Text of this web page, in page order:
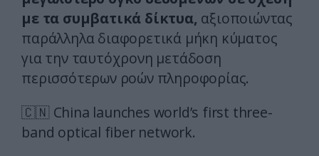
με τα συμβατικά δίκτυα, αξιοποιώντας
παράλληλα διαφορετικά μήκη κύματος
για την ταυτόχρονη μετάδοση
περισσότερων ροών πληροφορίας.
🇨🇳 China launches world’s first three-
band optical fiber network.